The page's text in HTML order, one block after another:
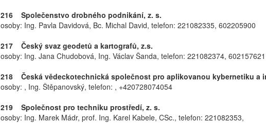
216 Společenstvo drobného podnikání, z. s.
osoby: Ing. Pavla Davidová, Bc. Michal David, telefon: 221082335, 602205900
217 Český svaz geodetů a kartografů, z.s.
osoby: Ing. Jana Chudobová, Ing. Václav Šanda, telefon: 221082374, 602157621
218 Česká vědeckotechnická společnost pro aplikovanou kybernetiku a
osoby: , Ing. Štěpanovský, telefon: , +420728074054
219 Společnost pro techniku prostředí, z. s.
osoby: Ing. Marek Mádr, prof. Ing. Karel Kabele, CSc., telefon: 221082353,